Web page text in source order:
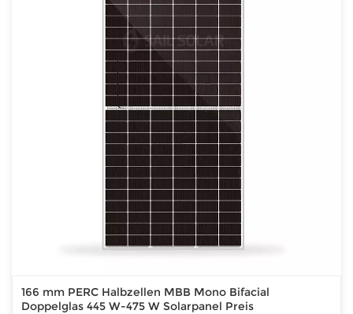
166 mm PERC Halbzellen MBB Mono Bifacial
Doppelglas 445 W-475 W Solarpanel Preis